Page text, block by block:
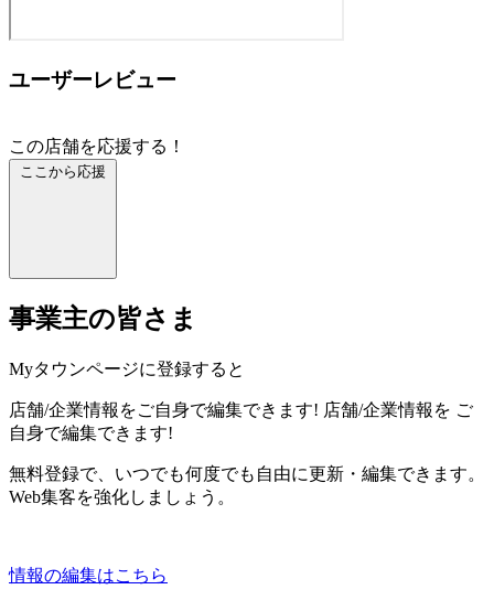
ユーザーレビュー
この店舗を応援する！
ここから応援
事業主の皆さま
Myタウンページに登録すると
店舗/企業情報をご自身で編集できます! 店舗/企業情報を ご
自身で編集できます!
無料登録で、いつでも何度でも自由に更新・編集できます。
Web集客を強化しましょう。
情報の編集はこちら